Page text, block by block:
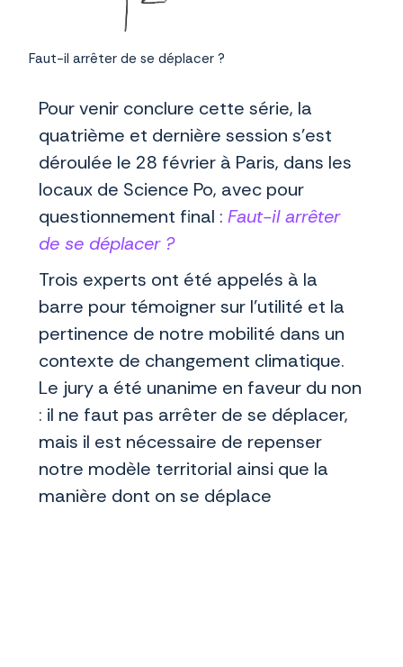
Faut-il arrêter de se déplacer ?
Pour venir conclure cette série, la
quatrième et dernière session s’est
déroulée le 28 février à Paris, dans les
locaux de Science Po, avec pour
questionnement final : Faut-il arrêter
de se déplacer ?
Trois experts ont été appelés à la
barre pour témoigner sur l’utilité et la
pertinence de notre mobilité dans un
contexte de changement climatique.
Le jury a été unanime en faveur du non
: il ne faut pas arrêter de se déplacer,
mais il est nécessaire de repenser
notre modèle territorial ainsi que la
manière dont on se déplace